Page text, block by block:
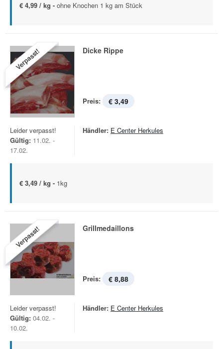
€ 4,99 / kg - ohne Knochen 1 kg am Stück
Verpasst! Dicke Rippe
Preis: € 3,49
Leider verpasst!
Gültig: 11.02. -
17.02.
Händler: E Center Herkules
€ 3,49 / kg - 1kg
Verpasst! Grillmedaillons
Preis: € 8,88
Leider verpasst!
Gültig: 04.02. -
10.02.
Händler: E Center Herkules